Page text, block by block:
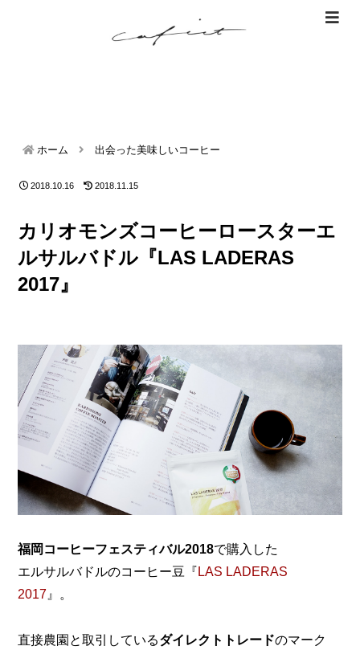
ホーム 出会った美味しいコーヒー
2018.10.16 2018.11.15
カリオモンズコーヒーロースターエ
ルサルバドル『LAS LADERAS
2017』
福岡コーヒーフェスティバル2018で購入した
エルサルバドルのコーヒー豆『 LAS LADERAS
2017 』。
直接農園と取引しているダイレクトトレードのマーク